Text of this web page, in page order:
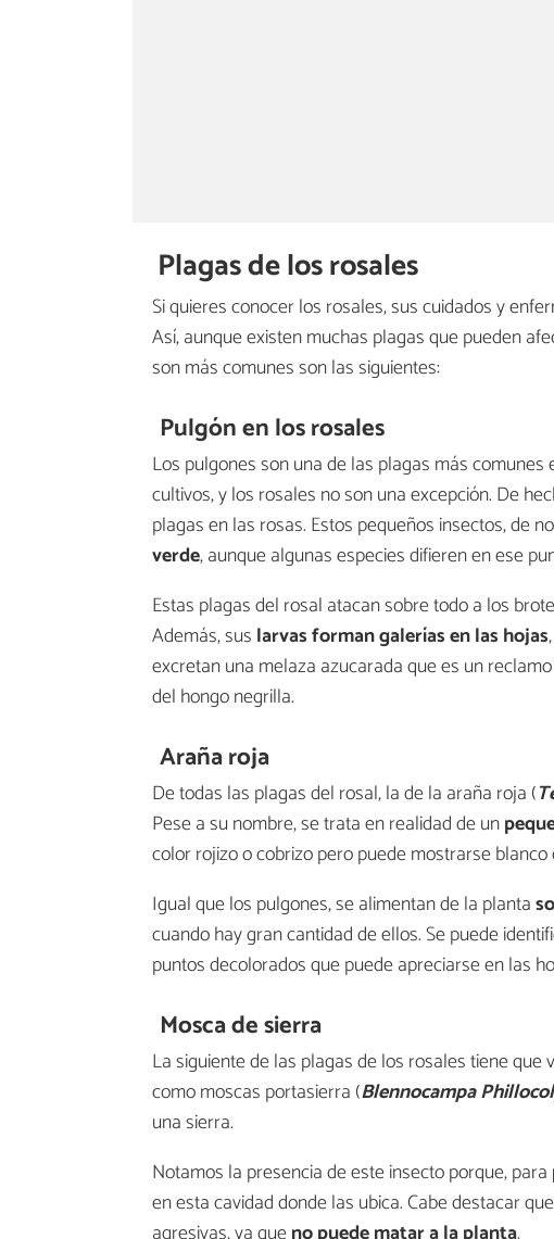
Plagas de los rosales
Si quieres conocer los rosales, sus cuidados y
Así, aunque existen muchas plagas que pueden
son más comunes son las siguientes:
Pulgón en los rosales
Los pulgones son una de las plagas más
cultivos, y los rosales no son una excepción. De
plagas en las rosas. Estos pequeños insectos, de
verde, aunque algunas especies difieren en ese
Estas plagas del rosal atacan sobre todo a los
Además, sus larvas forman galerías en las hojas
excretan una melaza azucarada que es un
del hongo negrilla.
Araña roja
De todas las plagas del rosal, la de la araña roja (
Pese a su nombre, se trata en realidad de un
color rojizo o cobrizo pero puede mostrarse
Igual que los pulgones, se alimentan de la planta
cuando hay gran cantidad de ellos. Se puede
puntos decolorados que puede apreciarse en las
Mosca de sierra
La siguiente de las plagas de los rosales tiene
como moscas portasierra (Blennocampa
una sierra.
Notamos la presencia de este insecto porque, para
en esta cavidad donde las ubica. Cabe destacar